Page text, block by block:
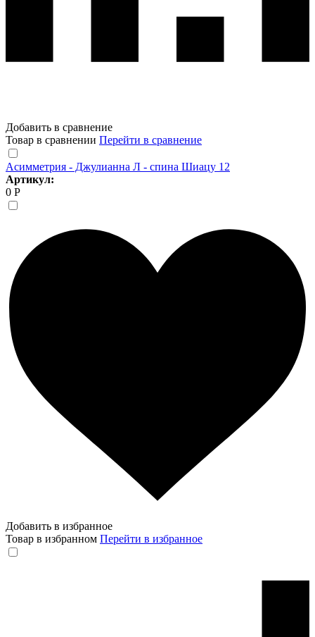
Добавить в сравнение
Товар в сравнении Перейти в сравнение
Асимметрия - Джулианна Л - спина Шиацу 12
Артикул:
0 Р
Добавить в избранное
Товар в избранном Перейти в избранное